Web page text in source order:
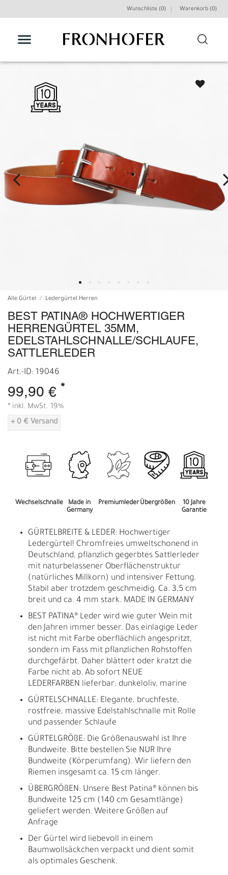
Wunschliste (0) Warenkorb (0)
Alle Gürtel Ledergürtel Herren
BEST PATINA® HOCHWERTIGER
HERRENGÜRTEL 35MM,
EDELSTAHLSCHNALLE/SCHLAUFE,
SATTLERLEDER
Art.-ID: 19046
99,90 € *
* inkl. MwSt. 19%
+ 0 € Versand
Wechselschnalle
Made in
Germany
Premiumleder Übergrößen
10 Jahre
Garantie
GÜRTELBREITE & LEDER: Hochwertiger
Ledergürtel! Chromfreies umweltschonend in
Deutschland, pflanzlich gegerbtes Sattlerleder
mit naturbelassener Oberflächenstruktur
(natürliches Millkorn) und intensiver Fettung.
Stabil aber trotzdem geschmeidig. Ca. 3,5 cm
breit und ca. 4 mm stark. MADE IN GERMANY
BEST PATINA® Leder wird wie guter Wein mit
den Jahren immer besser. Das einlagige Leder
ist nicht mit Farbe oberflächlich angespritzt,
sondern im Fass mit pflanzlichen Rohstoffen
durchgefärbt. Daher blättert oder kratzt die
Farbe nicht ab. Ab sofort NEUE
LEDERFARBEN lieferbar: dunkeloliv, marine
GÜRTELSCHNALLE: Elegante, bruchfeste,
rostfreie, massive Edelstahlschnalle mit Rolle
und passender Schlaufe
GÜRTELGRÖßE: Die Größenauswahl ist Ihre
Bundweite. Bitte bestellen Sie NUR Ihre
Bundweite (Körperumfang). Wir liefern den
Riemen insgesamt ca. 15 cm länger.
ÜBERGRÖßEN: Unsere Best Patina® können bis
Bundweite 125 cm (140 cm Gesamtlänge)
geliefert werden. Weitere Größen auf
Anfrage
Der Gürtel wird liebevoll in einem
Baumwollsäckchen verpackt und dient somit
als optimales Geschenk.